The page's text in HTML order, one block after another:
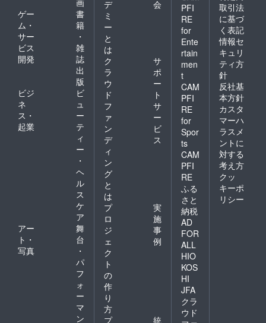
画
ゲー
ム・
サー
ビス
開発
書
籍
・
雑
誌
出
版
ビジ
ネ
ス・
起業
ビ
ュ
ー
テ
ィ
ー
・
ヘ
ル
ス
ケ
ア
アー
ト・
写真
舞
台
・
パ
フ
ォ
ー
マ
ン
デ
ミ
ー
と
は
会
ク
ラ
ウ
ド
フ
ァ
ン
デ
ィ
ン
グ
と
は
サ
ポ
ー
ト
サ
ー
ビ
ス
プ
ロ
ジ
ェ
ク
ト
の
作
り
方
実
施
事
例
プ
統
PFI
RE
for
Ente
rtain
men
t
CAM
PFI
RE
for
Spor
ts
CAM
PFI
RE
ふる
さと
納税
AD
FOR
ALL
HIO
KOS
HI
JFA
クラ
ウド
取引法
に基づ
く表記
情報セ
キュリ
ティ方
針
反社基
本方針
カスタ
マーハ
ラスメ
ントに
対する
考え方
クッ
キーポ
リシー